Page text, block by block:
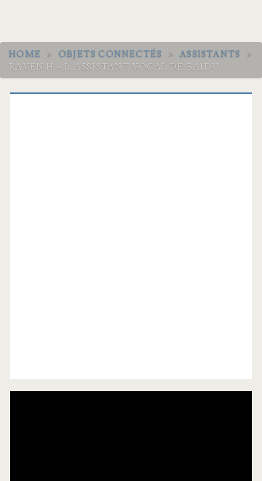
HOME > OBJETS CONNECTÉS > ASSISTANTS
>
RAVEN H – L’ASSISTANT VOCAL DE BAIDU